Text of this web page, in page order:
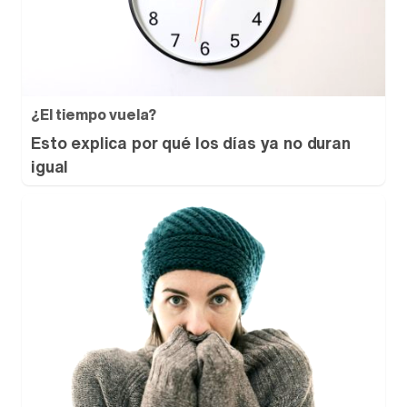
¿El tiempo vuela?
Esto explica por qué los días ya no duran
igual